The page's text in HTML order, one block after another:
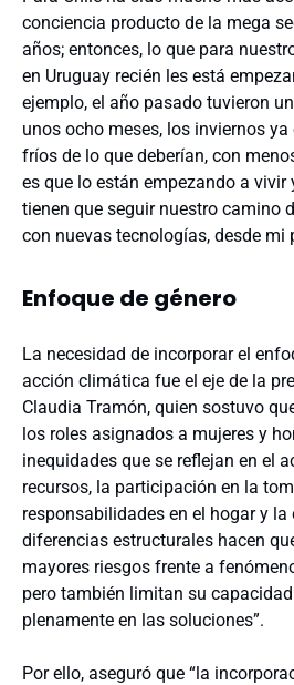
conciencia producto de la mega
años; entonces, lo que para
en Uruguay recién les está
ejemplo, el año pasado tuvieron
unos ocho meses, los inviernos
fríos de lo que deberían, con
es que lo están empezando a vivir
tienen que seguir nuestro camino
con nuevas tecnologías, desde mi
Enfoque de género
La necesidad de incorporar el
acción climática fue el eje de la
Claudia Tramón, quien sostuvo
los roles asignados a mujeres y
inequidades que se reflejan en el
recursos, la participación en la
responsabilidades en el hogar y
diferencias estructurales hacen
mayores riesgos frente a
pero también limitan su
plenamente en las soluciones”.
Por ello, aseguró que “la